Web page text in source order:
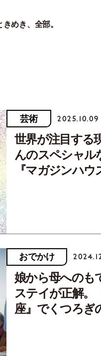
めき、全部。
芸術 2025.10.09
世界が注目する
んのスペシャル
『マガジンハウ
おでかけ
娘から母へのも
ステイが正解。
座』でくつろぎ